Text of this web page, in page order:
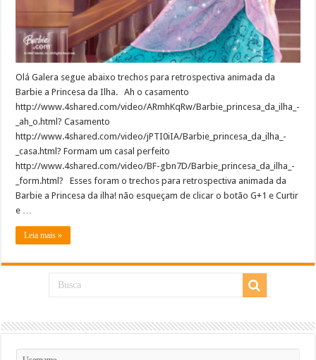
Olá Galera segue abaixo trechos para retrospectiva animada da
Barbie a Princesa da Ilha. Ah o casamento
http://www.4shared.com/video/ARmhKqRw/Barbie_princesa_da_ilha_-
_ah_o.html? Casamento
http://www.4shared.com/video/jPTI0iIA/Barbie_princesa_da_ilha_-
_casa.html? Formam um casal perfeito
http://www.4shared.com/video/BF-gbn7D/Barbie_princesa_da_ilha_-
_form.html? Esses foram o trechos para retrospectiva animada da
Barbie a Princesa da ilha! não esqueçam de clicar o botão G+1 e Curtir
e …
Leia mais »